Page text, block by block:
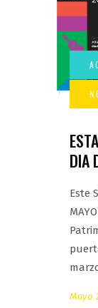
DIA
Este
Mayo